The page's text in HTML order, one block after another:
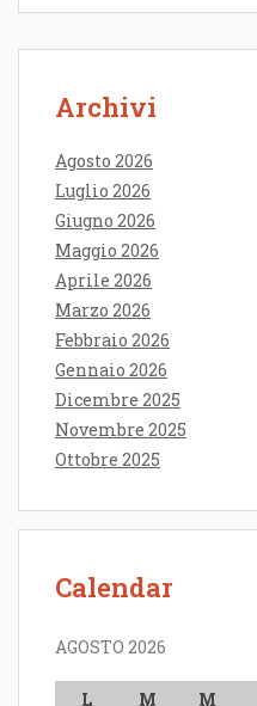
Archivi
Agosto 2026
Luglio 2026
Giugno 2026
Maggio 2026
Aprile 2026
Marzo 2026
Febbraio 2026
Gennaio 2026
Dicembre 2025
Novembre 2025
Ottobre 2025
Calendar
AGOSTO 2026
L M M